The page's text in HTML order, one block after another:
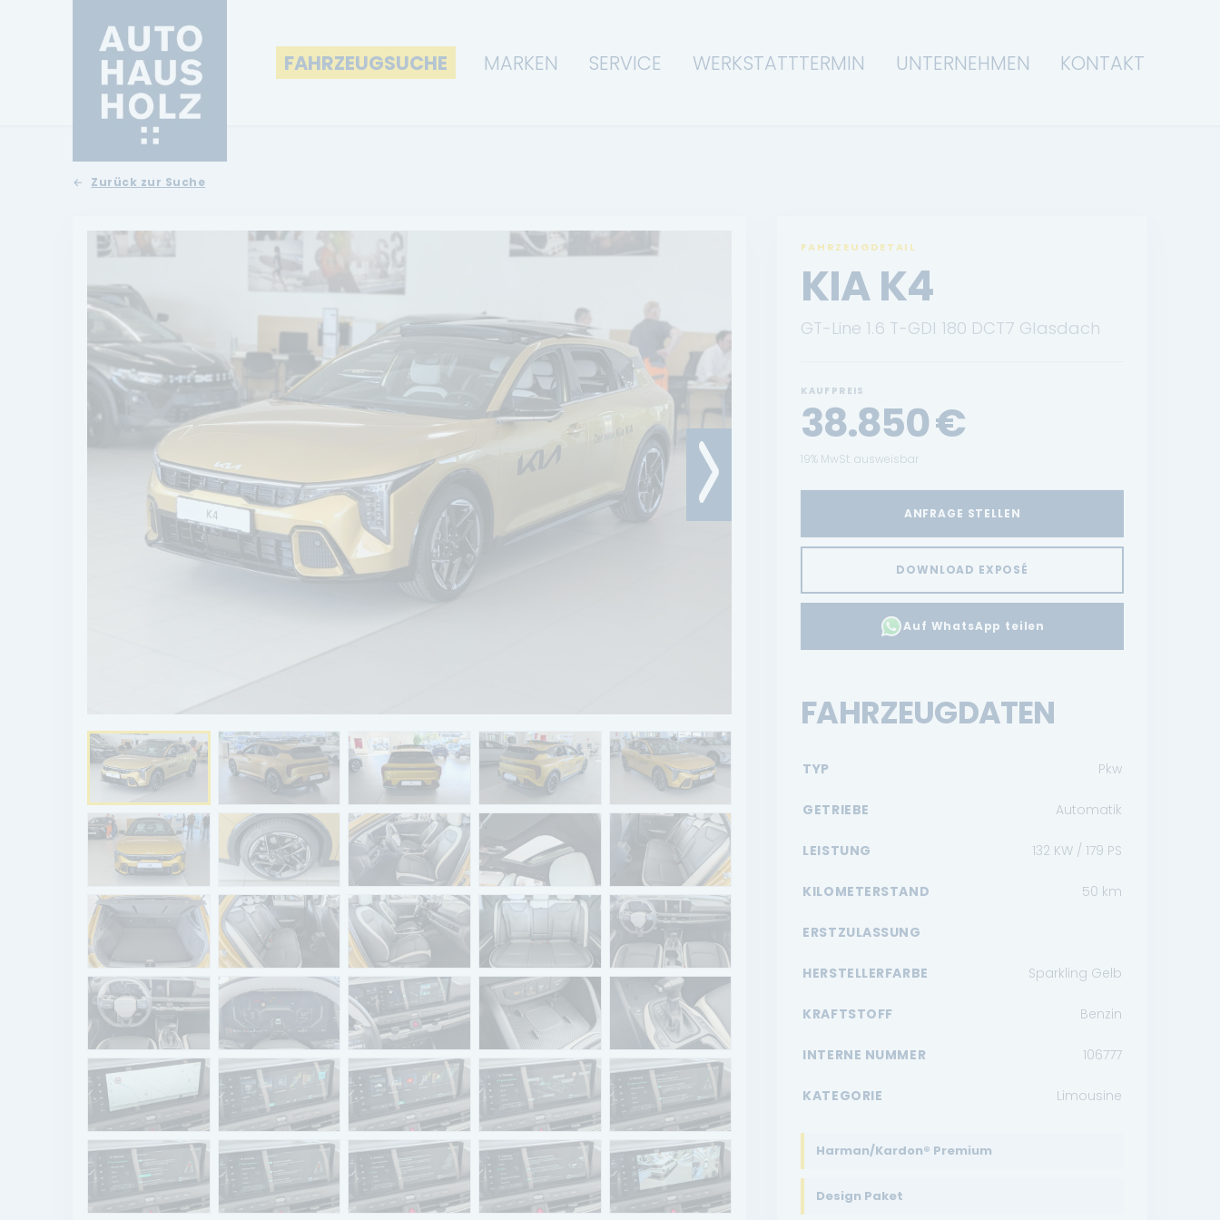
FAHRZEUGSUCHE MARKEN SERVICE WERKSTATTTERMIN UNTERNEHMEN KONTAKT
Zurück zur Suche
FAHRZEUGDETAIL
KIA K4
GT-Line 1.6 T-GDI 180 DCT7 Glasdach
KAUFPREIS
38.850€
19% MwSt. ausweisbar
ANFRAGE STELLEN
DOWNLOAD EXPOSÉ
Auf WhatsApp teilen
FAHRZEUGDATEN
TYP Pkw
GETRIEBE Automatik
LEISTUNG 132 KW / 179 PS
KILOMETERSTAND 50 km
ERSTZULASSUNG
HERSTELLERFARBE Sparkling Gelb
KRAFTSTOFF Benzin
INTERNE NUMMER 106777
KATEGORIE Limousine
Harman/Kardon® Premium
Design Paket